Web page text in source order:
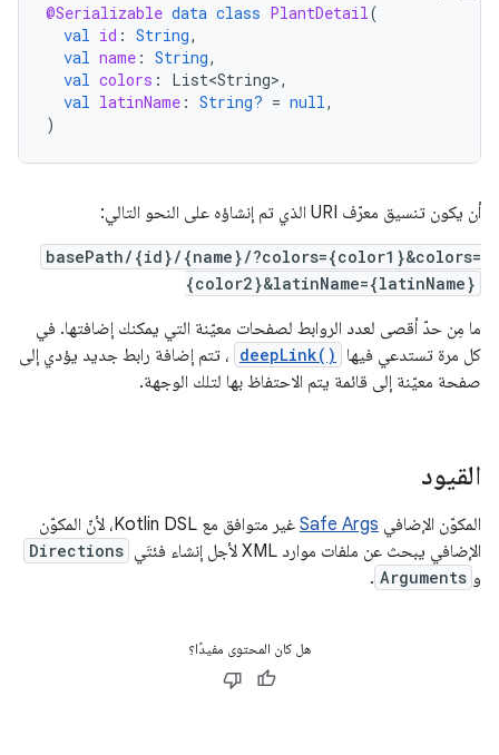
@Serializable data class PlantDetail (
val id : String,
val name : String,
val colors : List<String>,
val latinName : String? = null ,
)
أن يكون تنسيق معرّف URI الذي تم إنشاؤه على النحو التالي:
basePath/{id}/{name}/?colors={color1}&colors=
{color2}&latinName={latinName}
ما مِن حدّ أقصى لعدد الروابط لصفحات معيّنة التي يمكنك إضافتها. في
كل مرة تستدعي فيها
deepLink() ، تتم إضافة رابط جديد يؤدي إلى
صفحة معيّنة إلى قائمة يتم الاحتفاظ بها لتلك الوجهة.
القيود
المكوّن الإضافي Safe Args
غير متوافق مع Kotlin DSL، لأنّ المكوّن
الإضافي يبحث عن ملفات موارد XML لأجل إنشاء فئتَي
Directions
و Arguments
.
هل كان المحتوى مفيدًا؟